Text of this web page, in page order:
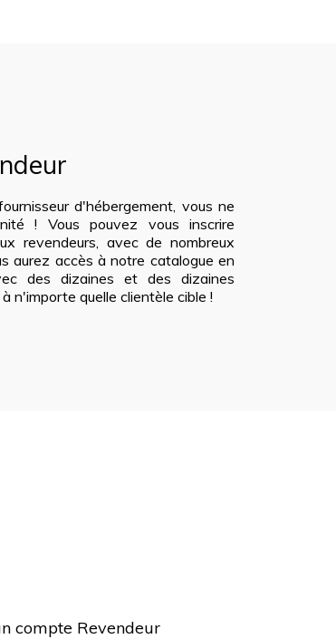
d'hébergement, vous ne
! Vous pouvez vous inscrire
revendeurs, avec de nombreux
aurez accès à notre catalogue en
des dizaines et des dizaines
n'importe quelle clientèle cible !
compte Revendeur